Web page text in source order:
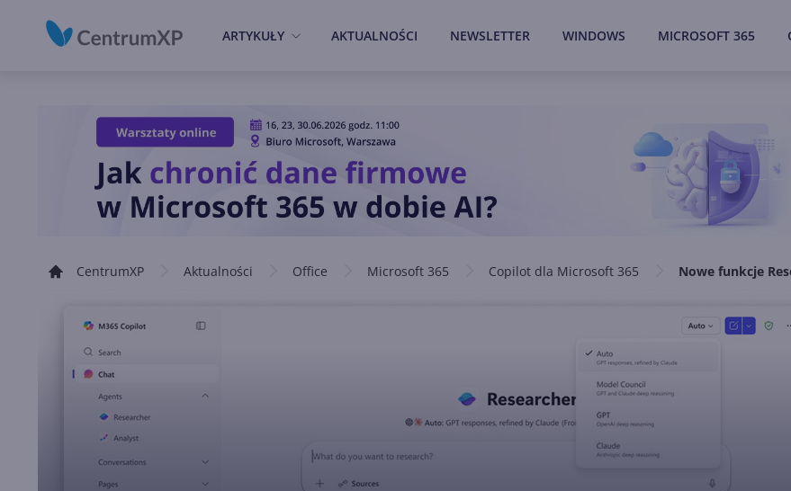
ARTYKUŁY AKTUALNOŚCI NEWSLETTER WINDOWS MICROSOFT 365
CentrumXP Aktualności Office Microsoft 365 Copilot dla Microsoft 365 Nowe funkcje